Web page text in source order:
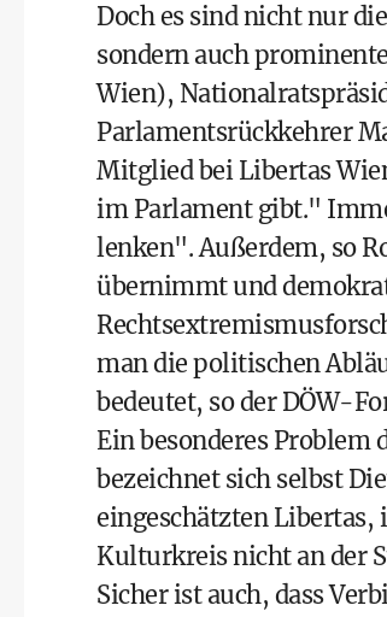
Doch es sind nicht nur
sondern auch
Wien),
Parlamentsrückkehrer
Mitglied bei Libertas
im Parlament gibt."
lenken". Außerdem, so
übernimmt und
man die politischen
bedeutet, so der DÖW-
Ein besonderes Problem
bezeichnet sich selbst
eingeschätzten Libertas,
Kulturkreis nicht an der
Sicher ist auch, dass